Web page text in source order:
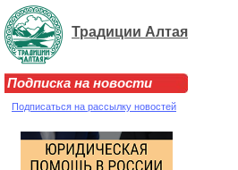
Традиции Алтая
Подписка на новости
Подписаться на рассылку новостей